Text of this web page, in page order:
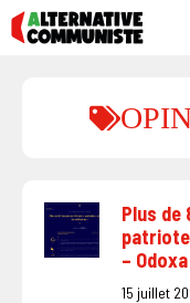
Aller
au
Plus de
–
15 juillet